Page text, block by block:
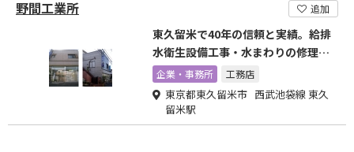
野間工業所 追加
東久留米で40年の信頼と実績。給排
水衛生設備工事・水まわりの修理・
リフォーム・内外装
企業・事務所 工務店
東京都東久留米市 西武池袋線 東久
留米駅